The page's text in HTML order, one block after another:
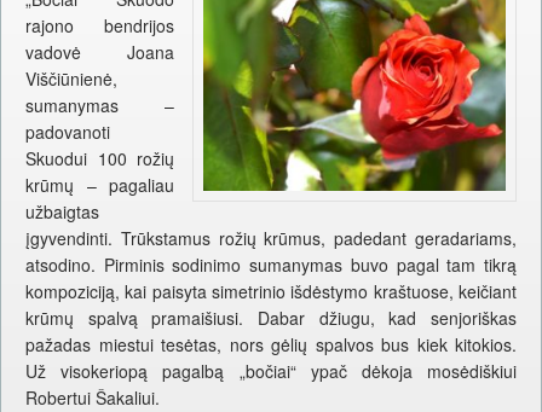
rajono bendrijos
vadovė Joana
Viščiūnienė,
sumanymas –
padovanoti
Skuodui 100 rožių
krūmų – pagaliau
užbaigtas
įgyvendinti. Trūkstamus rožių krūmus, padedant geradariams,
atsodino. Pirminis sodinimo sumanymas buvo pagal tam tikrą
kompoziciją, kai paisyta simetrinio išdėstymo kraštuose, keičiant
krūmų spalvą pramaišiusi. Dabar džiugu, kad senjoriškas
pažadas miestui tesėtas, nors gėlių spalvos bus kiek kitokios.
Už visokeriopą pagalbą „bočiai“ ypač dėkoja mosėdiškiui
Robertui Šakaliui.